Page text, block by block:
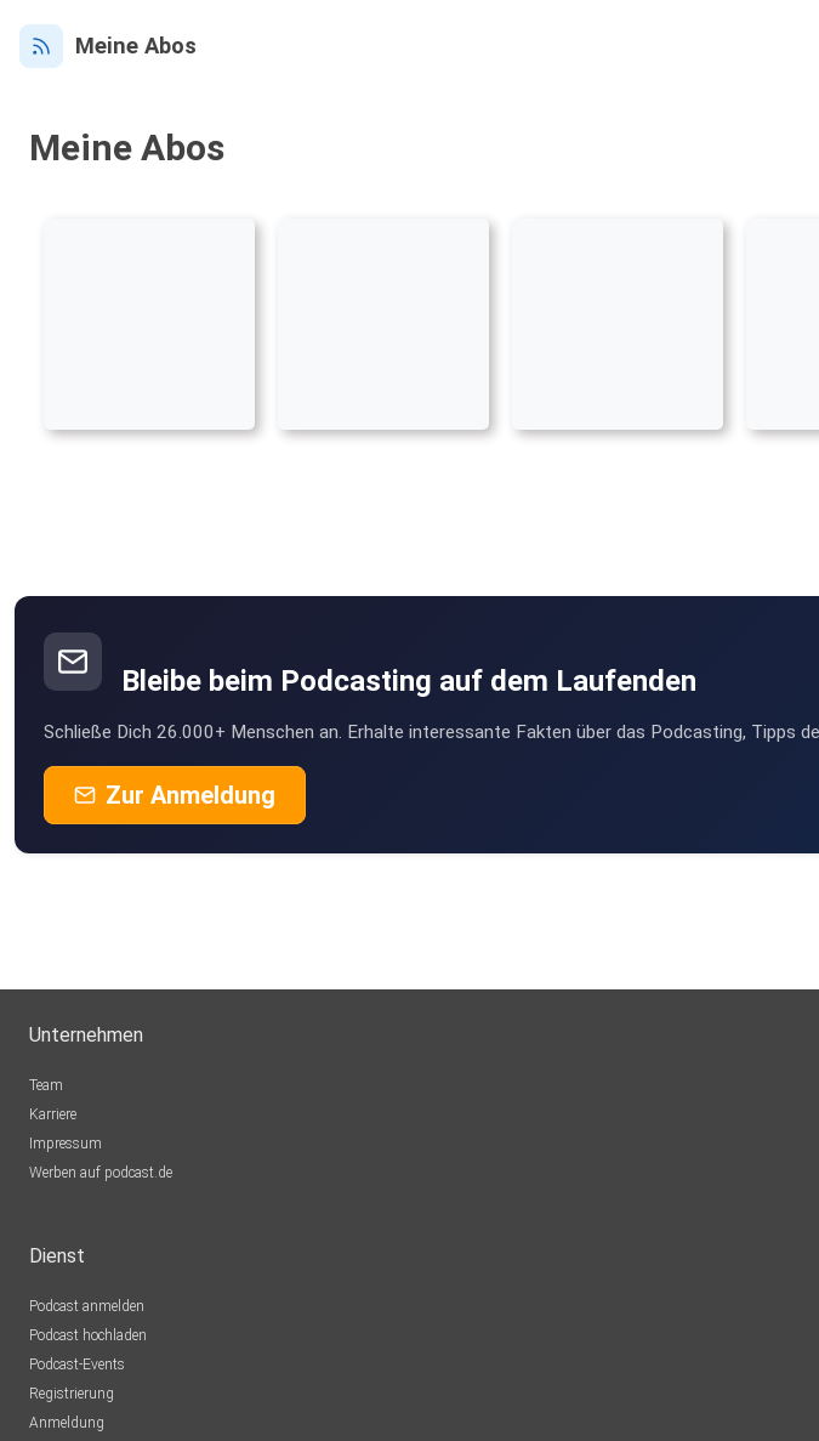
Meine Abos
Meine Abos
Bleibe beim Podcasting auf dem Laufenden
Schließe Dich 26.000+ Menschen an. Erhalte interessante Fakten über das Podcasting, Tipps
Zur Anmeldung
Unternehmen
Team
Karriere
Impressum
Werben auf podcast.de
Dienst
Podcast anmelden
Podcast hochladen
Podcast-Events
Registrierung
Anmeldung